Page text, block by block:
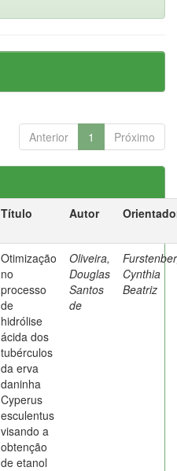
Anterior 1 Próximo
Título Autor
Otimização
no
processo
de
hidrólise
ácida dos
tubérculos
da erva
daninha
Cyperus
esculentus
visando a
obtenção
de etanol
Oliveira,
Douglas
Santos
de
Cynthia
Beatriz